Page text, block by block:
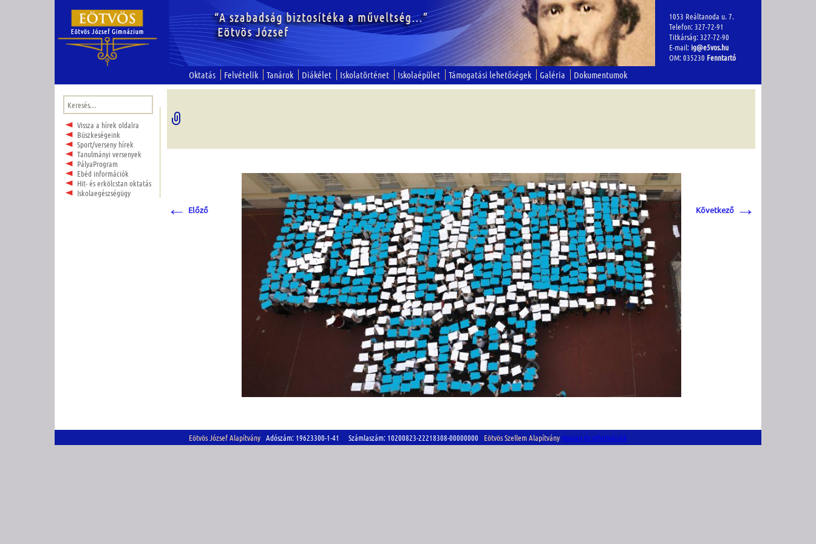
1053 Reáltanoda u. 7.
Telefon: 327-72-91
Titkárság: 327-72-90
E-mail: ig@e5vos.hu
OM: 035230 Fenntartó
Oktatás Felvételik Tanárok Diákélet Iskolatörténet Iskolaépület Támogatási lehetőségek Galéria Dokumentumok
Keresés:
Vissza a hírek oldalra
Büszkeségeink
Sport/verseny hírek
Tanulmányi versenyek
PályaProgram
Ebéd információk
Hit- és erkölcstan oktatás
Iskolaegészségügy
← Előző Következő →
Eötvös József Alapítvány Adószám: 19623300-1-41 Számlaszám: 10200823-22218308-00000000 Eötvös Szellem Alapítvány Honlap és információk